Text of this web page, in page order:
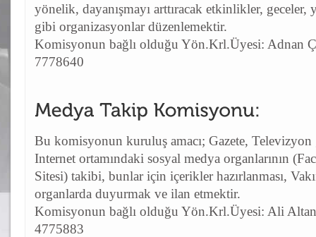
yönelik, dayanışmayı arttıracak etkinlikler, geceler,
gibi organizasyonlar düzenlemektir.
Komisyonun bağlı olduğu Yön.Krl.Üyesi: Adnan
7778640
Bu komisyonun kuruluş amacı; Gazete,
Internet ortamındaki sosyal medya organlarının
Sitesi) takibi, bunlar için içerikler hazırlanması,
organlarda duyurmak ve ilan etmektir.
Komisyonun bağlı olduğu Yön.Krl.Üyesi: Ali
4775883